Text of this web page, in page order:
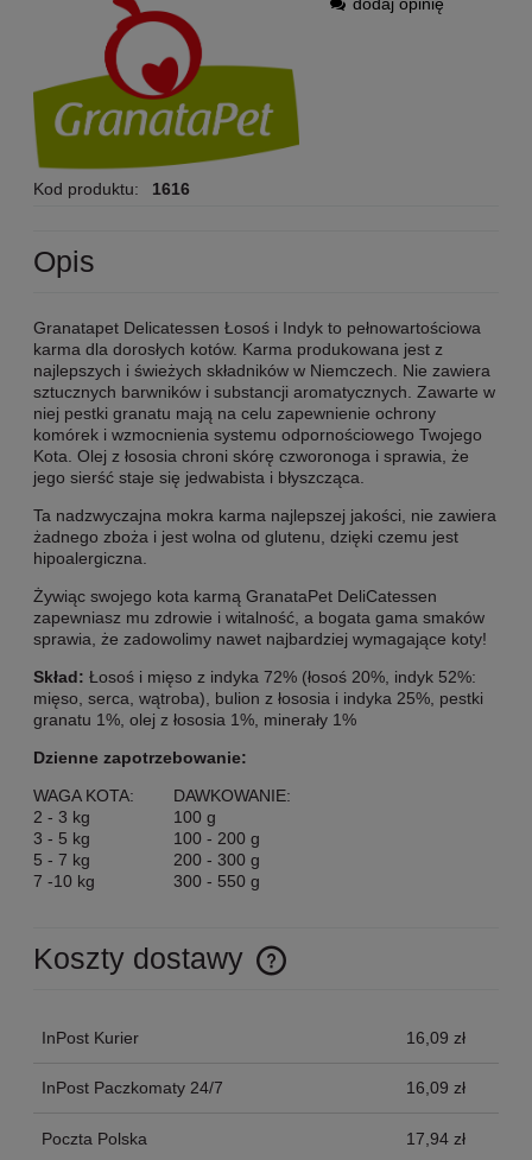
Kod produktu: 1616
dodaj opinię
Opis
Granatapet Delicatessen Łosoś i Indyk to pełnowartościowa
karma dla dorosłych kotów. Karma produkowana jest z
najlepszych i świeżych składników w Niemczech. Nie zawiera
sztucznych barwników i substancji aromatycznych. Zawarte w
niej pestki granatu mają na celu zapewnienie ochrony
komórek i wzmocnienia systemu odpornościowego Twojego
Kota. Olej z łososia chroni skórę czworonoga i sprawia, że
jego sierść staje się jedwabista i błyszcząca.
Ta nadzwyczajna mokra karma najlepszej jakości, nie zawiera
żadnego zboża i jest wolna od glutenu, dzięki czemu jest
hipoalergiczna.
Żywiąc swojego kota karmą GranataPet DeliCatessen
zapewniasz mu zdrowie i witalność, a bogata gama smaków
sprawia, że zadowolimy nawet najbardziej wymagające koty!
Skład: Łosoś i mięso z indyka 72% (łosoś 20%, indyk 52%:
mięso, serca, wątroba), bulion z łososia i indyka 25%, pestki
granatu 1%, olej z łososia 1%, minerały 1%
Dzienne zapotrzebowanie:
WAGA KOTA:
DAWKOWANIE:
2 - 3 kg
100 g
3 - 5 kg
100 - 200 g
5 - 7 kg
200 - 300 g
7 -10 kg
300 - 550 g
Koszty dostawy
Cena nie zawiera ewentualnych kosztów płatności
InPost Kurier 16,09 zł
InPost Paczkomaty 24/7 16,09 zł
Poczta Polska 17,94 zł